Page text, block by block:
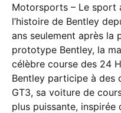
Motorsports – Le
l’histoire de Bentley
ans seulement après la
prototype Bentley, la
célèbre course des 24
Bentley participe à des
GT3, sa voiture de
plus puissante,